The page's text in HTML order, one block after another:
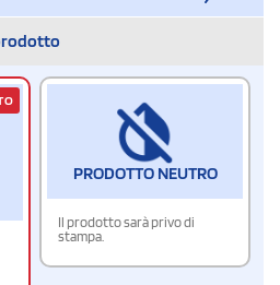
PRODOTTO NEUTRO
Il prodotto sarà privo di
stampa.